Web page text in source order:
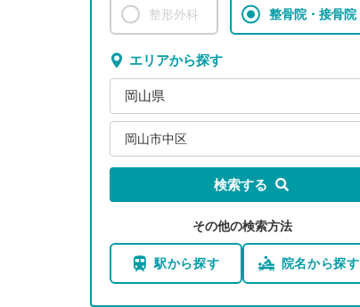
整形外科 整骨院・接骨院
エリアから探す
岡山県
岡山市中区
検索する
その他の検索方法
駅から探す 院名から探す